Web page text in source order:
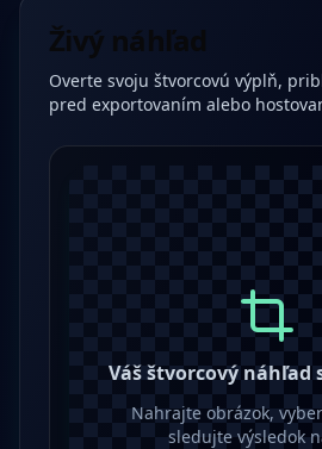
Živý náhľad
Overte svoju štvorcovú výplň,
pred exportovaním alebo
Váš štvorcový náhľad
Nahrajte obrázok,
sledujte výsledok